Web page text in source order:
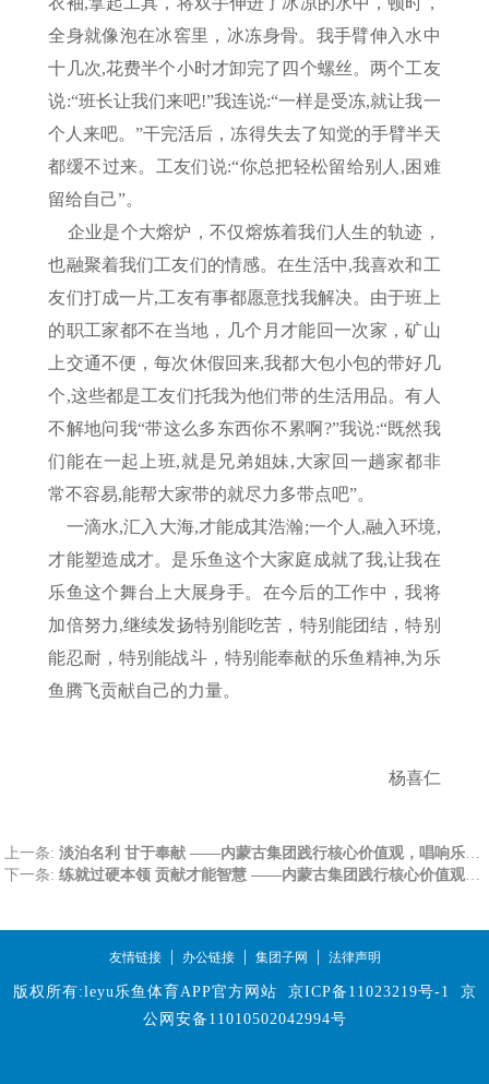
全身就像泡在冰窖里，冰冻身骨。我手臂伸入水中
十几次,花费半个小时才卸完了四个螺丝。两个工友
说:“班长让我们来吧!”我连说:“一样是受冻,就让我一
个人来吧。”干完活后，冻得失去了知觉的手臂半天
都缓不过来。工友们说:“你总把轻松留给别人,困难
留给自己”。
企业是个大熔炉，不仅熔炼着我们人生的轨迹，
也融聚着我们工友们的情感。在生活中,我喜欢和工
友们打成一片,工友有事都愿意找我解决。由于班上
的职工家都不在当地，几个月才能回一次家，矿山
上交通不便，每次休假回来,我都大包小包的带好几
个,这些都是工友们托我为他们带的生活用品。有人
不解地问我“带这么多东西你不累啊?”我说:“既然我
们能在一起上班,就是兄弟姐妹,大家回一趟家都非
常不容易,能帮大家带的就尽力多带点吧”。
一滴水,汇入大海,才能成其浩瀚;一个人,融入环境,
才能塑造成才。是乐鱼这个大家庭成就了我,让我在
乐鱼这个舞台上大展身手。在今后的工作中，我将
加倍努力,继续发扬特别能吃苦，特别能团结，特别
能忍耐，特别能战斗，特别能奉献的乐鱼精神,为乐
鱼腾飞贡献自己的力量。
杨喜仁
上一条:淡泊名利 甘于奉献 ——内蒙古集团践行核心价值观，唱响乐鱼主旋律先进事迹巡讲稿（七）
下一条:练就过硬本领 贡献才能智慧 ——内蒙古集团践行核心价值观，唱响乐鱼主旋律先进事迹巡讲稿（五）
友情链接 | 办公链接 | 集团子网 | 法律声明
版权所有:leyu乐鱼体育APP官方网站 京ICP备11023219号-1
京
公网安备11010502042994号